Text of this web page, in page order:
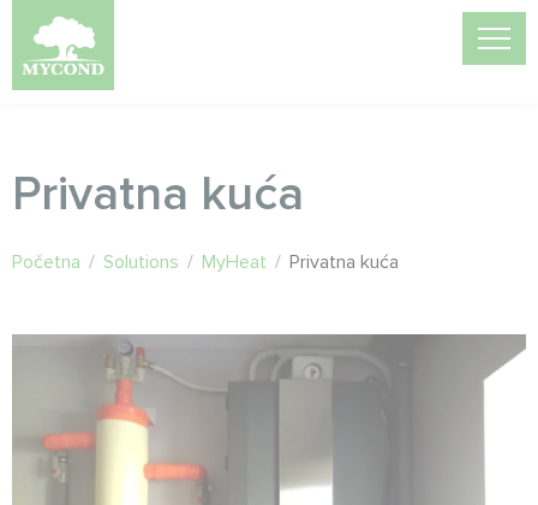
Privatna kuća
Početna / Solutions / MyHeat / Privatna kuća